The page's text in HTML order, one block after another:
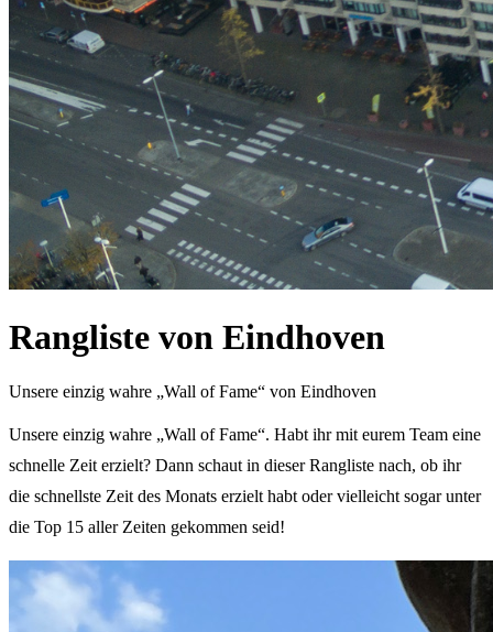
Rangliste von Eindhoven
Unsere einzig wahre „Wall of Fame“ von Eindhoven
Unsere einzig wahre „Wall of Fame“. Habt ihr mit eurem Team eine
schnelle Zeit erzielt? Dann schaut in dieser Rangliste nach, ob ihr
die schnellste Zeit des Monats erzielt habt oder vielleicht sogar unter
die Top 15 aller Zeiten gekommen seid!